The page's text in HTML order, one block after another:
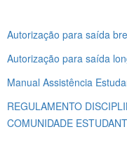
Autorização para saída
Autorização para saída
Manual Assistência
REGULAMENTO
COMUNIDADE